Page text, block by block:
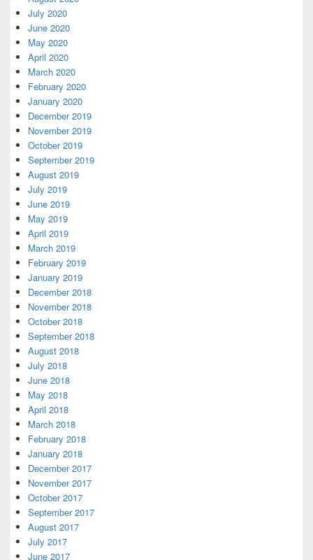
July 2020
June 2020
May 2020
April 2020
March 2020
February 2020
January 2020
December 2019
November 2019
October 2019
September 2019
August 2019
July 2019
June 2019
May 2019
April 2019
March 2019
February 2019
January 2019
December 2018
November 2018
October 2018
September 2018
August 2018
July 2018
June 2018
May 2018
April 2018
March 2018
February 2018
January 2018
December 2017
November 2017
October 2017
September 2017
August 2017
July 2017
June 2017